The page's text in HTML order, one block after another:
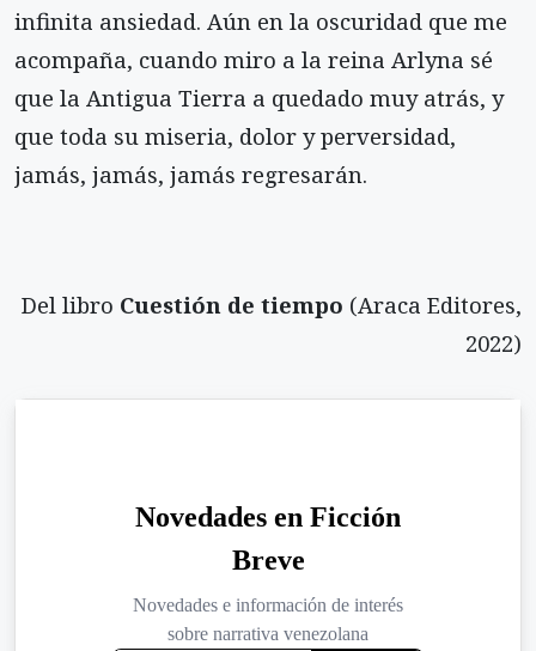
infinita ansiedad. Aún en la oscuridad que me
acompaña, cuando miro a la reina Arlyna sé
que la Antigua Tierra a quedado muy atrás, y
que toda su miseria, dolor y perversidad,
jamás, jamás, jamás regresarán.
Del libro Cuestión de tiempo (Araca Editores,
2022)